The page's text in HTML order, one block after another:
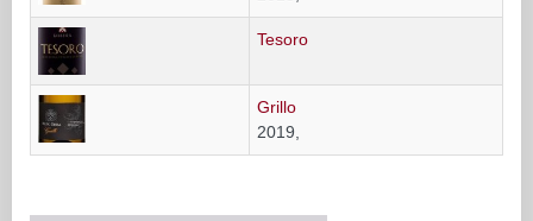
Tesoro
Grillo
2019,